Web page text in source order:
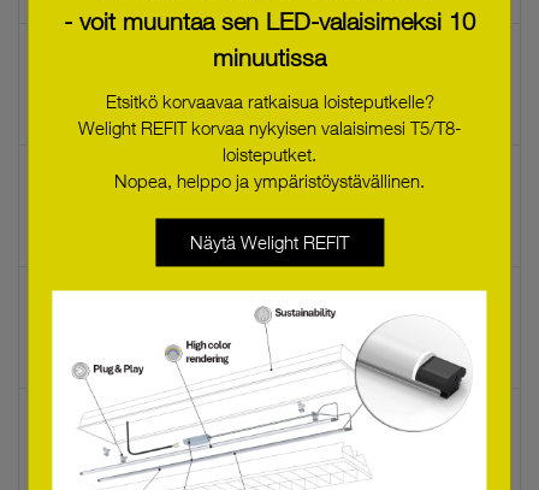
LED EM BICOLOUR HO 300mm CON
LED EM GREEN
89899756
Test switch EM 3
89899956
- voit muuntaa sen LED-valaisimeksi 10
minuutissa
Etsitkö korvaavaa ratkaisua loisteputkelle?
Welight REFIT korvaa nykyisen valaisimesi T5/T8-
loisteputket.
Nopea, helppo ja ympäristöystävällinen.
Näytä Welight REFIT